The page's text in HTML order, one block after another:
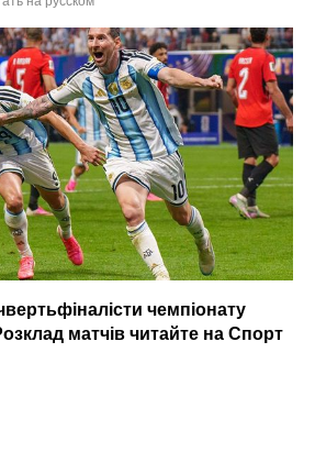
чемпіонату
матчів читайте на Спорт